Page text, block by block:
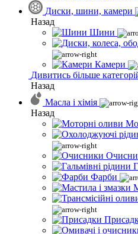
Диски, шини, камери
Назад
Шини
Камери
Дивитись більше
Назад
Масла і хімія
Назад
Фарби